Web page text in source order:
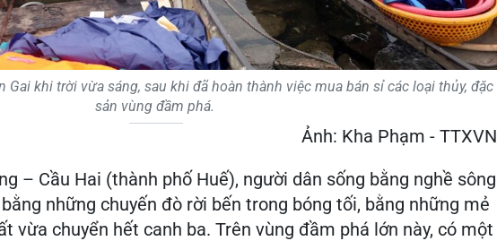
Gai khi trời vừa sáng, sau khi đã hoàn thành việc mua bán sỉ các loại thủy, đặc
sản vùng đầm phá.
Ảnh: Kha Phạm - TTXVN
– Cầu Hai (thành phố Huế), người dân sống bằng nghề sông
những chuyến đò rời bến trong bóng tối, bằng những mẻ
vừa chuyển hết canh ba. Trên vùng đầm phá lớn này, có một